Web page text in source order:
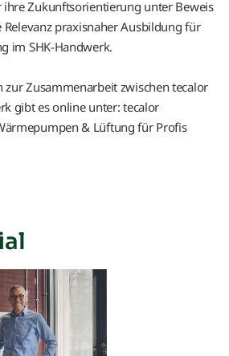
Zukunftsorientierung unter Beweis
praxisnaher Ausbildung für
im SHK-Handwerk.
Zusammenarbeit zwischen tecalor
gibt es online unter: tecalor
& Lüftung für Profis